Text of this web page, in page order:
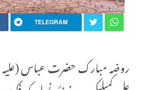
TELEGRAM
روضہ مبارک حضرت عباس